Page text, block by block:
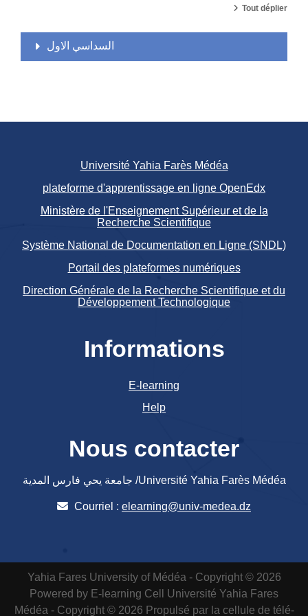
Tout déplier
السداسي الاول
Université Yahia Farès Médéa
plateforme d'apprentissage en ligne OpenEdx
Ministère de l'Enseignement Supérieur et de la
Recherche Scientifique
Système National de Documentation en Ligne (SNDL)
Portail des plateformes numériques
Direction Générale de la Recherche Scientifique et du
Développement Technologique
Informations
E-learning
Help
Nous contacter
جامعة يحي فارس المدية /Université Yahia Farès Médéa
Courriel : elearning@univ-medea.dz
Yahia Fares University of Médéa - Copyright © 2026
Powered by E-learning Cell
Université Yahia Fares
Médéa - Copyright © 2026 Propulsé par la cellule de télé-